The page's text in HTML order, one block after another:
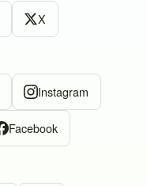
X
Instagram
Facebook